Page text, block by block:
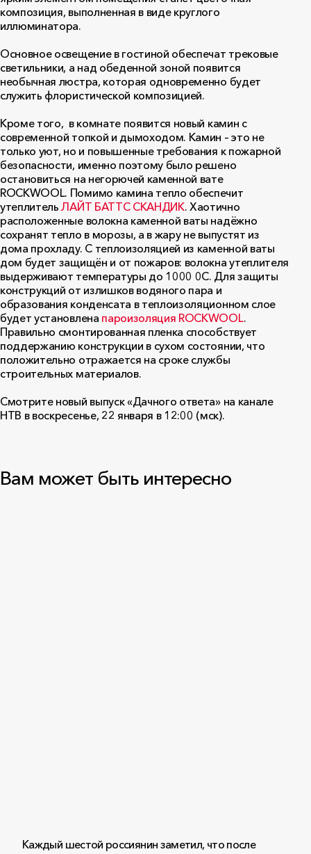
композиция, выполненная в виде круглого
иллюминатора.
Основное освещение в гостиной обеспечат трековые
светильники, а над обеденной зоной появится
необычная люстра, которая одновременно будет
служить флористической композицией.
Кроме того, в комнате появится новый камин с
современной топкой и дымоходом. Камин – это не
только уют, но и повышенные требования к пожарной
безопасности, именно поэтому было решено
остановиться на негорючей каменной вате
ROCKWOOL. Помимо камина тепло обеспечит
утеплительЛАЙТ БАТТС СКАНДИК. Хаотично
расположенные волокна каменной ваты надёжно
сохранят тепло в морозы, а в жару не выпустят из
дома прохладу. С теплоизоляцией из каменной ваты
дом будет защищён и от пожаров: волокна утеплителя
выдерживают температуры до 1000 0С. Для защиты
конструкций от излишков водяного пара и
образования конденсата в теплоизоляционном слое
будет установлена пароизоляция ROCKWOOL.
Правильно смонтированная пленка способствует
поддержанию конструкции в сухом состоянии, что
положительно отражается на сроке службы
строительных материалов.
Смотрите новый выпуск «Дачного ответа» на канале
НТВ в воскресенье, 22 января в 12:00 (мск).
Вам может быть интересно
Каждый шестой россиянин заметил, что после